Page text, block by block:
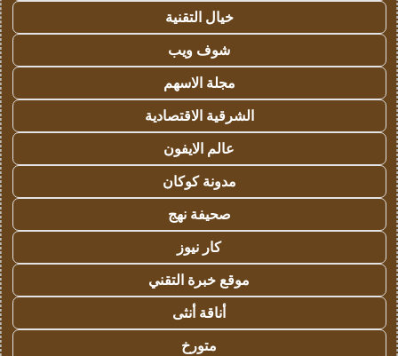
خيال التقنية
شوف ويب
مجلة الاسهم
الشرقية الاقتصادية
عالم الايفون
مدونة كوكان
صحيفة نهج
كار نيوز
موقع خبرة التقني
أناقة أنثى
متورخ